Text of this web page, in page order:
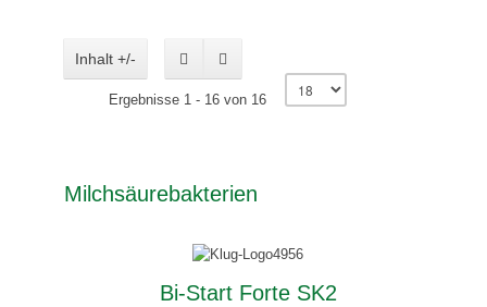
Inhalt +/-
Ergebnisse 1 - 16 von 16
Milchsäurebakterien
Bi-Start Forte SK2